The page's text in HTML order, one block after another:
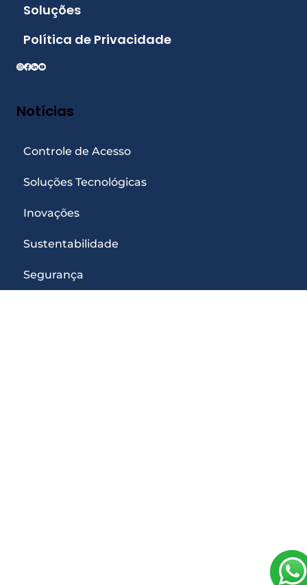
Soluções
Política de Privacidade
Notícias
Controle de Acesso
Soluções Tecnológicas
Inovações
Sustentabilidade
Segurança